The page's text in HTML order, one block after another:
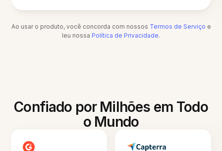
Ao usar o produto, você concorda com nossos Termos de Serviço e
leu nossa Política de Privacidade.
Confiado por Milhões em Todo
o Mundo